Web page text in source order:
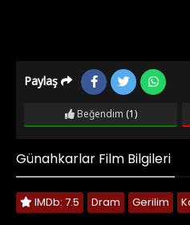
Paylaş
Beğendim (1)
Günahkarlar Film Bilgileri
IMDb: 7.5 Dram Gerilim